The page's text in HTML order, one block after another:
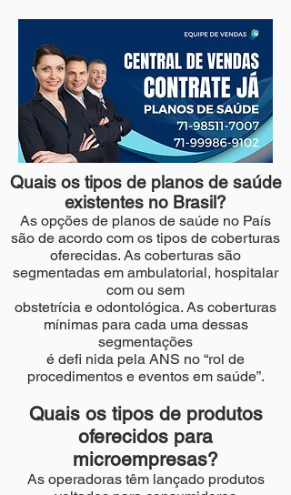
Quais os tipos de planos de saúde
existentes no Brasil?
As opções de planos de saúde no País
são de acordo com os tipos de coberturas
oferecidas. As coberturas são
segmentadas em ambulatorial, hospitalar
com ou sem
obstetrícia e odontológica. As coberturas
mínimas para cada uma dessas
segmentações
é defi nida pela ANS no “rol de
procedimentos e eventos em saúde”.
Quais os tipos de produtos
oferecidos para
microempresas?
As operadoras têm lançado produtos